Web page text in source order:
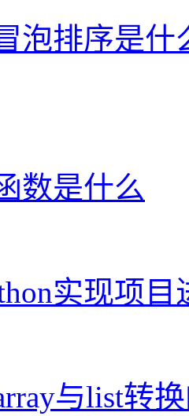
泡排序是什
数是什么
实现项目
与list转